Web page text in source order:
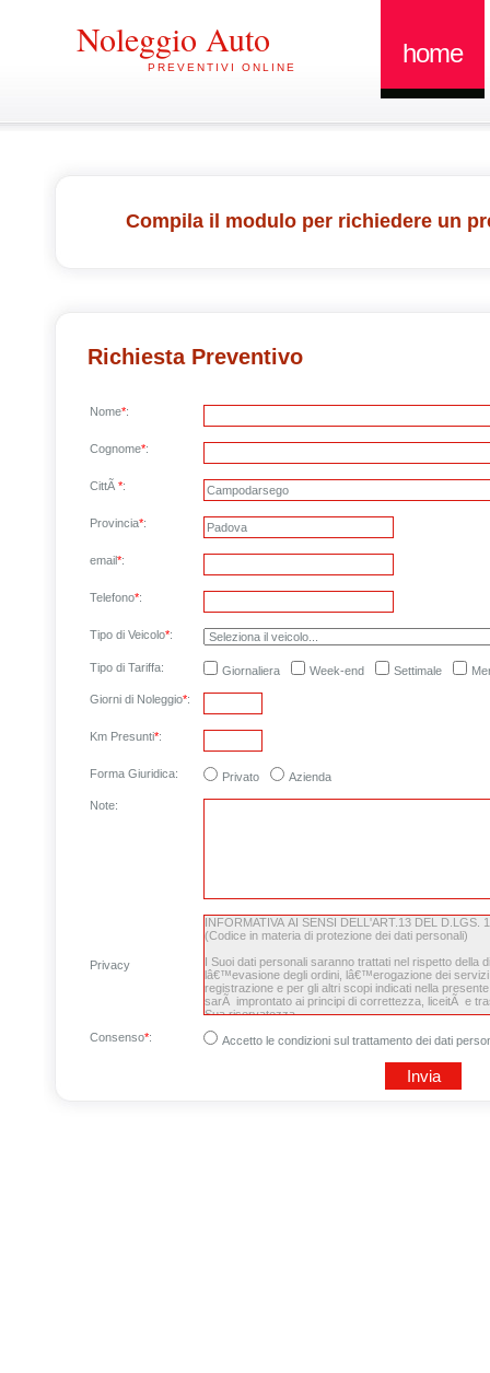
Noleggio Auto
PREVENTIVI ONLINE home
Compila il modulo per richiedere un
Richiesta Preventivo
Nome*:
Cognome*:
CittÃ *:
Provincia*:
email*:
Telefono*:
Tipo di Veicolo*:
Tipo di Tariffa: Giornaliera Week-end Settimale
Giorni di Noleggio*:
Km Presunti*:
Forma Giuridica: Privato Azienda
Note:
Privacy
Consenso*: Accetto le condizioni sul trattamento dei dati